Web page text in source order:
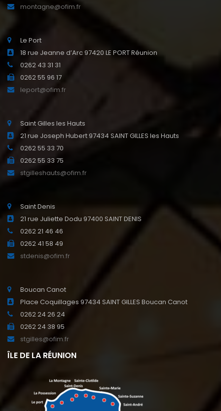
montagne@ofim.fr
Le Port
18 rue Jeanne d’Arc 97420 LE PORT Réunion
0262 43 31 31
0262 55 96 17
leport@ofim.fr
Saint Gilles les Hauts
21 rue Joseph Hubert 97434 SAINT GILLES les Hauts
0262 55 33 70
0262 55 33 75
stgilleshauts@ofim.fr
Saint Denis
21 rue Juliette Dodu 97400 SAINT DENIS
0262 21 46 46
0262 41 58 49
stdenis@ofim.fr
Boucan Canot
Place Coquillages 97434 SAINT GILLES Boucan Canot
0262 24 26 24
0262 24 38 95
stgilles@ofim.fr
ÎLE DE LA RÉUNION